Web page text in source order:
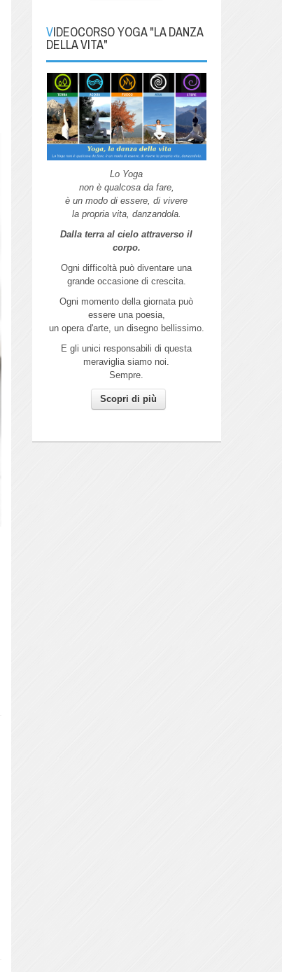
VIDEOCORSO YOGA "LA DANZA
DELLA VITA"
Lo Yoga
non è qualcosa da fare,
è un modo di essere, di vivere
la propria vita, danzandola.
Dalla terra al cielo attraverso il
corpo.
Ogni difficoltà può diventare una
grande occasione di crescita.
Ogni momento della giornata può
essere una poesia,
un opera d'arte, un disegno bellissimo.
E gli unici responsabili di questa
meraviglia siamo noi.
Sempre.
Scopri di più